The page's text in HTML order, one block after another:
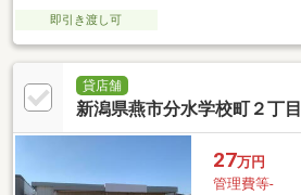
即引き渡し可
貸店舗
新潟県燕市分水学校町２丁目
27万円
管理費等-